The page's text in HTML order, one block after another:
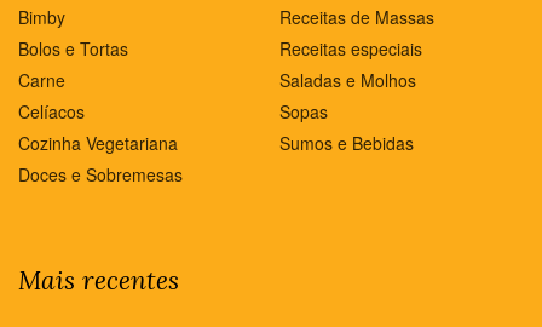
Bimby
Bolos e Tortas
Carne
Celíacos
Cozinha Vegetariana
Doces e Sobremesas
Receitas de Massas
Receitas especiais
Saladas e Molhos
Sopas
Sumos e Bebidas
Mais recentes